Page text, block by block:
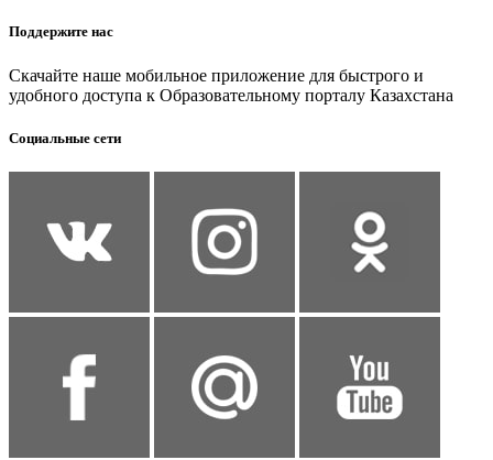
Поддержите нас
Скачайте наше мобильное приложение для быстрого и
удобного доступа к Образовательному порталу Казахстана
Социальные сети